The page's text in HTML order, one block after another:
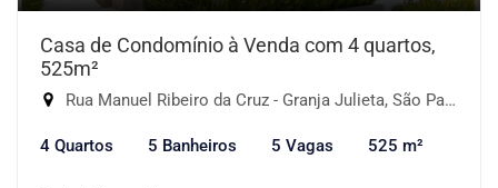
Casa de Condomínio à Venda com 4 quartos,
525m²
Rua Manuel Ribeiro da Cruz - Granja Julieta, São Paulo-SP
4 Quartos 5 Banheiros 5 Vagas 525 m²